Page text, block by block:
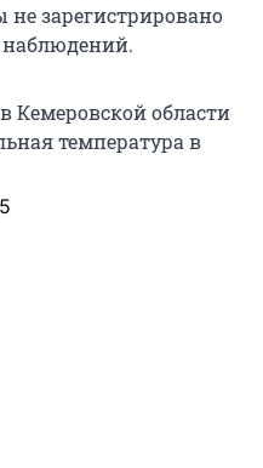
не зарегистрировано
наблюдений.
Кемеровской области
температура в